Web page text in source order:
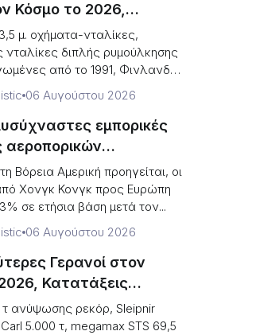
Κόσμο το 2026,
(Ρεκόρ vs Νομικά
μ. οχήματα-νταλίκες,
νταλίκες διπλής ρυμούλκησης
από το 1991, Φινλανδία
06 Αυγούστου 2026
εμπορικές
αεροπορικών
το 2026, κατάταξη
κατεύθυνσης)
Βόρεια Αμερική προηγείται, οι
Χονγκ Κονγκ προς Ευρώπη
σε ετήσια βάση μετά τον...
06 Αυγούστου 2026
Γερανοί στον
Κατατάξεις
Ανύψωσης vs
Σταθμού)
τ ανύψωσης ρεκόρ, Sleipnir
5.000 τ, megamax STS 69,5